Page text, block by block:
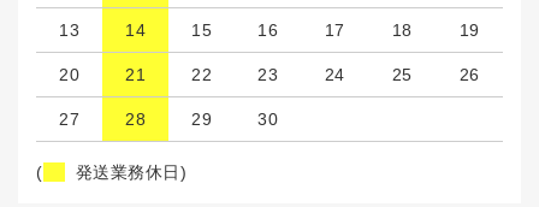
13 14 15 16 17 18 19
20 21 22 23 24 25 26
27 28 29 30
( 発送業務休日)